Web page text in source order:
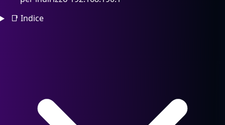
📑 Indice